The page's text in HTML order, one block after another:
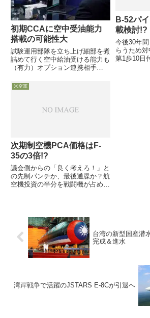
初期CCAに空中受油能力
搭載の可能性大
試験運用部隊を立ち上げ細部を煮
詰めて行く空中給油受ける能力も
（有力）オプション連携相手
11月15日、米空軍省でCCA導入
も担当のThomas J. Lawhead次官
トに登壇し...
B-52パ
載検討!?
今後30年
らうため
第1歩10日
米空軍
次期制空機PCA価格はF-
35の3倍!?
議会側からの「良く考えろ！」と
の先制パンチか、最後通牒か？航
空機投資の半分を戦闘機が占めて
Congressional Budget Office）
が、公的な機関と...
台湾の新型国産潜
完成＆進水
湾岸戦争で活躍のJSTARS E-8Cが引退へ